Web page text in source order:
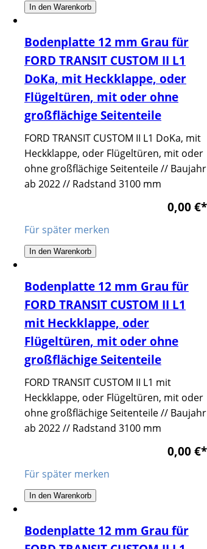
In den Warenkorb
Bodenplatte 12 mm Grau für
FORD TRANSIT CUSTOM II L1
DoKa, mit Heckklappe, oder
Flügeltüren, mit oder ohne
großflächige Seitenteile
FORD TRANSIT CUSTOM II L1 DoKa, mit
Heckklappe, oder Flügeltüren, mit oder
ohne großflächige Seitenteile // Baujahr
ab 2022 // Radstand 3100 mm
0,00 €*
Für später merken
In den Warenkorb
Bodenplatte 12 mm Grau für
FORD TRANSIT CUSTOM II L1
mit Heckklappe, oder
Flügeltüren, mit oder ohne
großflächige Seitenteile
FORD TRANSIT CUSTOM II L1 mit
Heckklappe, oder Flügeltüren, mit oder
ohne großflächige Seitenteile // Baujahr
ab 2022 // Radstand 3100 mm
0,00 €*
Für später merken
In den Warenkorb
Bodenplatte 12 mm Grau für